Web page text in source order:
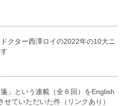
クター西澤ロイの2022年の10大ニ
箋」という連載（全６回）をEnglish
ていただいた件（リンクあり）